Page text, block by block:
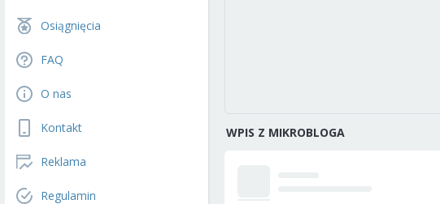
Osiągnięcia
FAQ
O nas
Kontakt
Reklama
Regulamin
WPIS Z MIKROBLOGA